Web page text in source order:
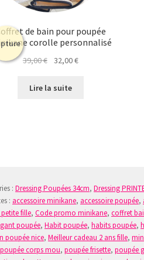
de bain pour poupée
corolle personnalisé
39,00€
Le
initial
32,00€Le
Lire la suite
:Dressing Poupées 34cm,Dressing
: accessoire minikane, accessoire poupée,
fille,Code promo minikane,coffret
gant poupée,Habit poupée,habits poupée,
poupée nice,Meilleur cadeau 2 ans fille,
poupée corps mou,poupée frisette,poupée